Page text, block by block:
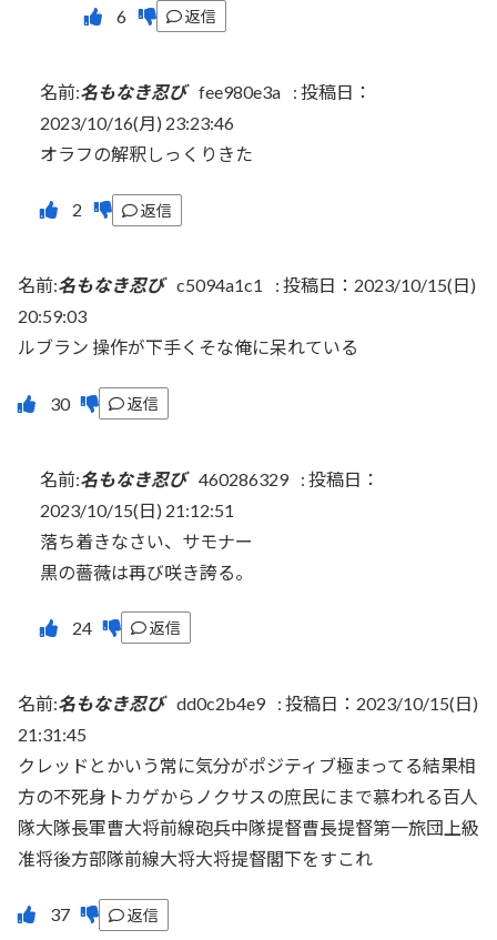
返信
名前:名もなき忍び fee980e3a : 投稿日：
2023/10/16(月) 23:23:46
オラフの解釈しっくりきた
返信
名前:名もなき忍び c5094a1c1 : 投稿日：2023/10/15(日)
20:59:03
ルブラン 操作が下手くそな俺に呆れている
返信
名前:名もなき忍び 460286329 : 投稿日：
2023/10/15(日) 21:12:51
落ち着きなさい、サモナー
黒の薔薇は再び咲き誇る。
返信
名前:名もなき忍び dd0c2b4e9 : 投稿日：2023/10/15(日)
21:31:45
クレッドとかいう常に気分がポジティブ極まってる結果相
方の不死身トカゲからノクサスの庶民にまで慕われる百人
隊大隊長軍曹大将前線砲兵中隊提督曹長提督第一旅団上級
准将後方部隊前線大将大将提督閣下をすこれ
返信